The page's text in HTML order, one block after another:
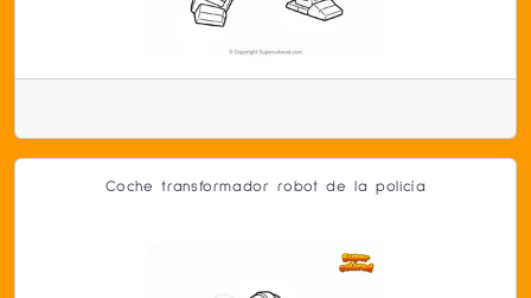
Coche transformador robot de la policía